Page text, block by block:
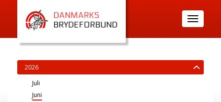
Toggle
navigation
2026
Juli
Juni